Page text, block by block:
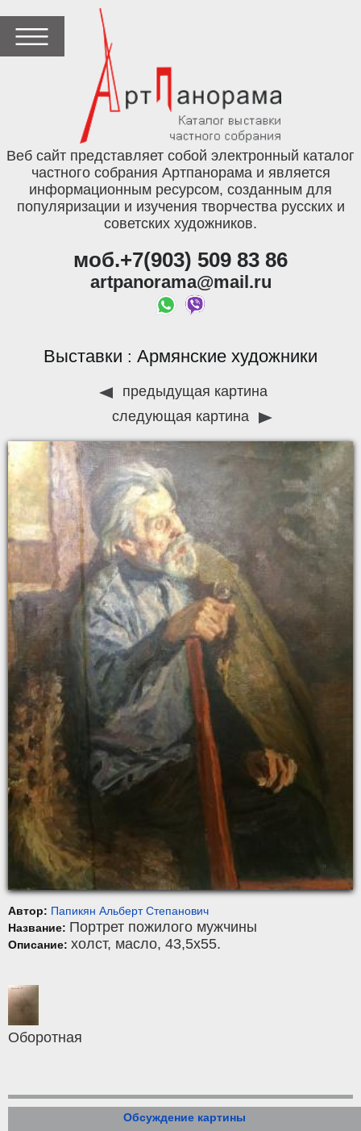
Веб сайт представляет собой электронный каталог
частного собрания Артпанорама и является
информационным ресурсом, созданным для
популяризации и изучения творчества русских и
советских художников.
моб.+7(903) 509 83 86
artpanorama@mail.ru
Выставки : Армянские художники
предыдущая картина
следующая картина
Автор: Папикян Альберт Степанович
Название: Портрет пожилого мужчины
Описание: холст, масло, 43,5x55.
Оборотная
Обсуждение картины